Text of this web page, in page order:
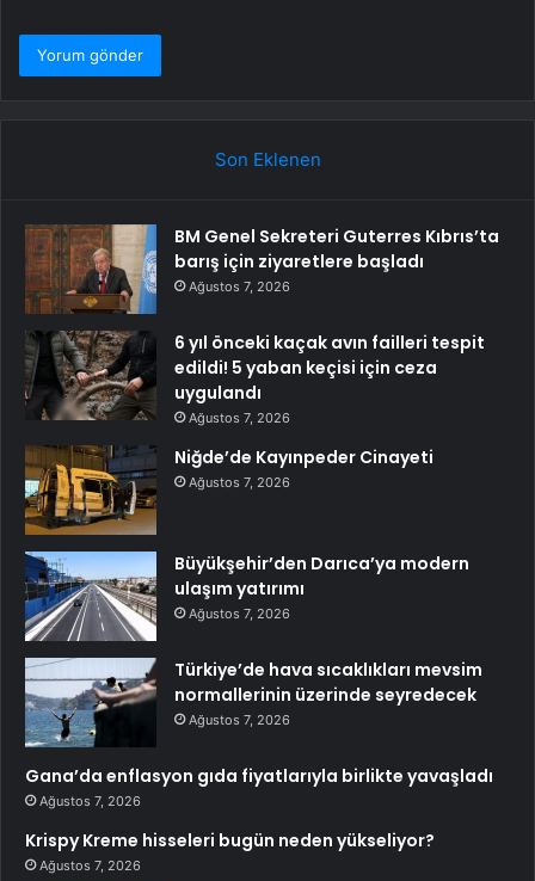
Son Eklenen
BM Genel Sekreteri Guterres Kıbrıs’ta
barış için ziyaretlere başladı
Ağustos 7, 2026
6 yıl önceki kaçak avın failleri tespit
edildi! 5 yaban keçisi için ceza
uygulandı
Ağustos 7, 2026
Niğde’de Kayınpeder Cinayeti
Ağustos 7, 2026
Büyükşehir’den Darıca’ya modern
ulaşım yatırımı
Ağustos 7, 2026
Türkiye’de hava sıcaklıkları mevsim
normallerinin üzerinde seyredecek
Ağustos 7, 2026
Gana’da enflasyon gıda fiyatlarıyla birlikte yavaşladı
Ağustos 7, 2026
Krispy Kreme hisseleri bugün neden yükseliyor?
Ağustos 7, 2026